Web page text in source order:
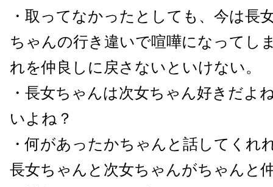
・取ってなかったとしても、今は長
ちゃんの行き違いで喧嘩になってし
れを仲良しに戻さないといけない。
・長女ちゃんは次女ちゃん好きだよ
いよね？
・何があったかちゃんと話してくれ
長女ちゃんと次女ちゃんがちゃんと